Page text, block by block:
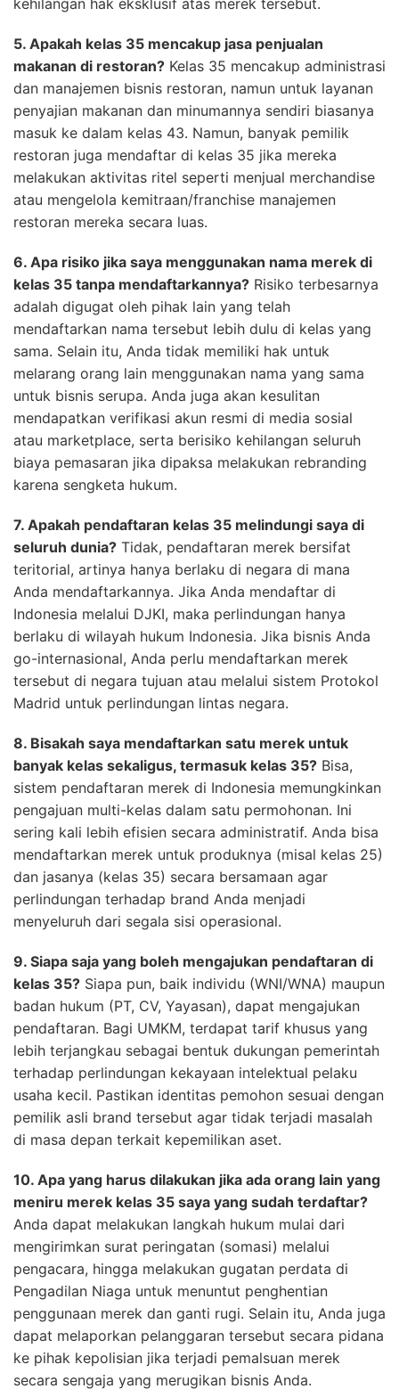
5. Apakah kelas 35 mencakup jasa penjualan
makanan di restoran? Kelas 35 mencakup administrasi
dan manajemen bisnis restoran, namun untuk layanan
penyajian makanan dan minumannya sendiri biasanya
masuk ke dalam kelas 43. Namun, banyak pemilik
restoran juga mendaftar di kelas 35 jika mereka
melakukan aktivitas ritel seperti menjual merchandise
atau mengelola kemitraan/franchise manajemen
restoran mereka secara luas.
6. Apa risiko jika saya menggunakan nama merek di
kelas 35 tanpa mendaftarkannya? Risiko terbesarnya
adalah digugat oleh pihak lain yang telah
mendaftarkan nama tersebut lebih dulu di kelas yang
sama. Selain itu, Anda tidak memiliki hak untuk
melarang orang lain menggunakan nama yang sama
untuk bisnis serupa. Anda juga akan kesulitan
mendapatkan verifikasi akun resmi di media sosial
atau marketplace, serta berisiko kehilangan seluruh
biaya pemasaran jika dipaksa melakukan rebranding
karena sengketa hukum.
7. Apakah pendaftaran kelas 35 melindungi saya di
seluruh dunia? Tidak, pendaftaran merek bersifat
teritorial, artinya hanya berlaku di negara di mana
Anda mendaftarkannya. Jika Anda mendaftar di
Indonesia melalui DJKI, maka perlindungan hanya
berlaku di wilayah hukum Indonesia. Jika bisnis Anda
go-internasional, Anda perlu mendaftarkan merek
tersebut di negara tujuan atau melalui sistem Protokol
Madrid untuk perlindungan lintas negara.
8. Bisakah saya mendaftarkan satu merek untuk
banyak kelas sekaligus, termasuk kelas 35? Bisa,
sistem pendaftaran merek di Indonesia memungkinkan
pengajuan multi-kelas dalam satu permohonan. Ini
sering kali lebih efisien secara administratif. Anda bisa
mendaftarkan merek untuk produknya (misal kelas 25)
dan jasanya (kelas 35) secara bersamaan agar
perlindungan terhadap brand Anda menjadi
menyeluruh dari segala sisi operasional.
9. Siapa saja yang boleh mengajukan pendaftaran di
kelas 35? Siapa pun, baik individu (WNI/WNA) maupun
badan hukum (PT, CV, Yayasan), dapat mengajukan
pendaftaran. Bagi UMKM, terdapat tarif khusus yang
lebih terjangkau sebagai bentuk dukungan pemerintah
terhadap perlindungan kekayaan intelektual pelaku
usaha kecil. Pastikan identitas pemohon sesuai dengan
pemilik asli brand tersebut agar tidak terjadi masalah
di masa depan terkait kepemilikan aset.
10. Apa yang harus dilakukan jika ada orang lain yang
meniru merek kelas 35 saya yang sudah terdaftar?
Anda dapat melakukan langkah hukum mulai dari
mengirimkan surat peringatan (somasi) melalui
pengacara, hingga melakukan gugatan perdata di
Pengadilan Niaga untuk menuntut penghentian
penggunaan merek dan ganti rugi. Selain itu, Anda juga
dapat melaporkan pelanggaran tersebut secara pidana
ke pihak kepolisian jika terjadi pemalsuan merek
secara sengaja yang merugikan bisnis Anda.